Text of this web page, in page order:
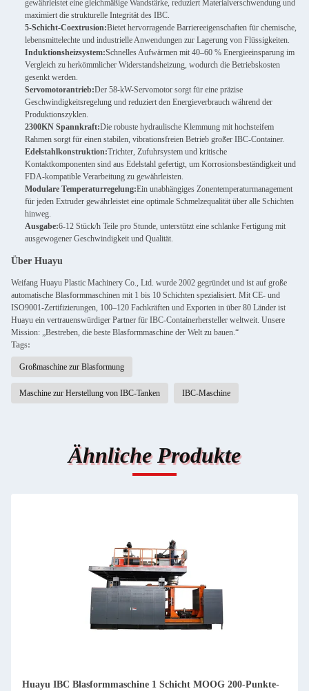
gewährleistet eine gleichmäßige Wandstärke, reduziert Materialverschwendung und
maximiert die strukturelle Integrität des IBC.
5-Schicht-Coextrusion:Bietet hervorragende Barriereeigenschaften für chemische,
lebensmittelechte und industrielle Anwendungen zur Lagerung von Flüssigkeiten.
Induktionsheizsystem:Schnelles Aufwärmen mit 40–60 % Energieeinsparung im
Vergleich zu herkömmlicher Widerstandsheizung, wodurch die Betriebskosten
gesenkt werden.
Servomotorantrieb:Der 58-kW-Servomotor sorgt für eine präzise
Geschwindigkeitsregelung und reduziert den Energieverbrauch während der
Produktionszyklen.
2300KN Spannkraft:Die robuste hydraulische Klemmung mit hochsteifem
Rahmen sorgt für einen stabilen, vibrationsfreien Betrieb großer IBC-Container.
Edelstahlkonstruktion:Trichter, Zufuhrsystem und kritische
Kontaktkomponenten sind aus Edelstahl gefertigt, um Korrosionsbeständigkeit und
FDA-kompatible Verarbeitung zu gewährleisten.
Modulare Temperaturregelung:Ein unabhängiges Zonentemperaturmanagement
für jeden Extruder gewährleistet eine optimale Schmelzequalität über alle Schichten
hinweg.
Ausgabe:6-12 Stück/h Teile pro Stunde, unterstützt eine schlanke Fertigung mit
ausgewogener Geschwindigkeit und Qualität.
Über Huayu
Weifang Huayu Plastic Machinery Co., Ltd. wurde 2002 gegründet und ist auf große
automatische Blasformmaschinen mit 1 bis 10 Schichten spezialisiert. Mit CE- und
ISO9001-Zertifizierungen, 100–120 Fachkräften und Exporten in über 80 Länder ist
Huayu ein vertrauenswürdiger Partner für IBC-Containerhersteller weltweit. Unsere
Mission: „Bestreben, die beste Blasformmaschine der Welt zu bauen.“
Tags:
Großmaschine zur Blasformung
Maschine zur Herstellung von IBC-Tanken IBC-Maschine
Ähnliche Produkte
Huayu IBC Blasformmaschine 1 Schicht MOOG 200-Punkte-